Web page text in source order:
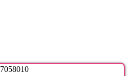
7058010